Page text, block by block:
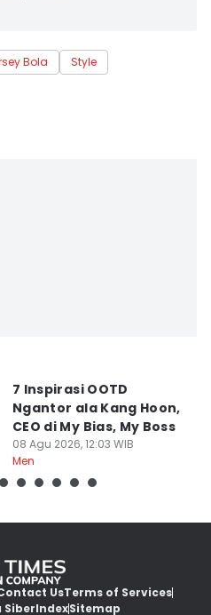
Bola Style
7 Inspirasi OOTD
Ngantor ala Kang Hoon,
CEO di My Bias, My Boss
08 Agu 2026, 12:03 WIB
Men
UsTerms of Services
SiberIndexSitemap